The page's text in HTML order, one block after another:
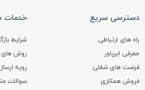
دسترسی سریع
راه های ارتباطی
معرفی ایرپاور
فرصت های شغلی
فروش همکاری
خدمات
شرایط
روش های
رویه
سوالات